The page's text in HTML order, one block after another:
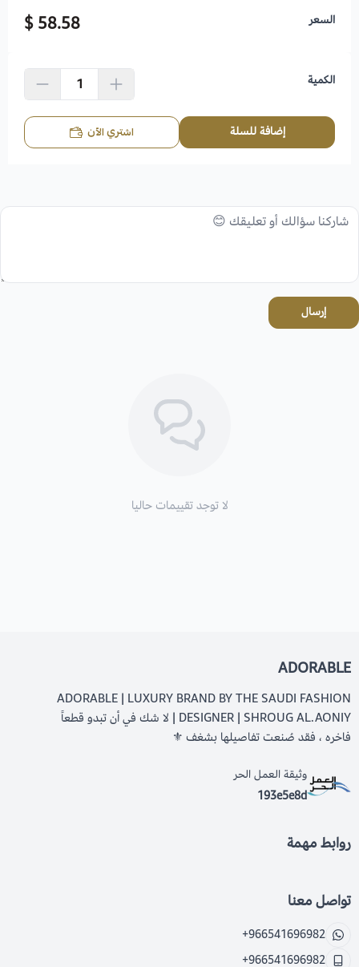
السعر 58.58 $
الكمية
إضافة للسلة اشتري الآن
إرسال
لا توجد تقييمات حاليا
ADORABLE
ADORABLE | LUXURY BRAND BY THE SAUDI FASHION
DESIGNER | SHROUG AL.AONIY | لا شك في أن تبدو قطعاً
فاخره ، فقد صُنعت تفاصيلها بشغف ⚜️
وثيقة العمل الحر
193e5e8d
روابط مهمة
تواصل معنا
+966541696982
+966541696982